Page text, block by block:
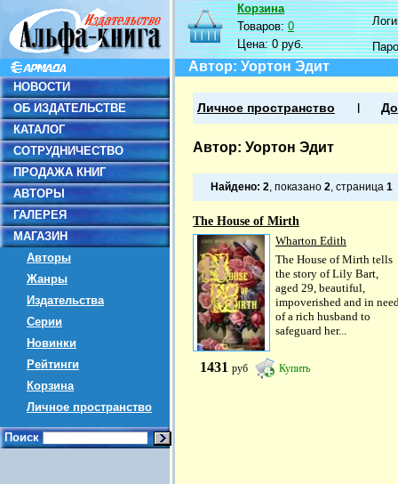
НОВОСТИ
ОБ ИЗДАТЕЛЬСТВЕ
КАТАЛОГ
СОТРУДНИЧЕСТВО
ПРОДАЖА КНИГ
АВТОРЫ
ГАЛЕРЕЯ
МАГАЗИН
Авторы
Жанры
Издательства
Серии
Новинки
Рейтинги
Корзина
Личное пространство
Поиск
Корзина
Товаров:0
Цена:0 руб.
Автор: Уортон Эдит
Личное пространство
Автор: Уортон Эдит
Найдено: 2, показано 2, страница 1
The House of Mirth
Wharton Edith
The House of Mirth tells
the story of Lily Bart,
aged 29, beautiful,
impoverished and in
of a rich husband to
safeguard her...
1431 руб Купить